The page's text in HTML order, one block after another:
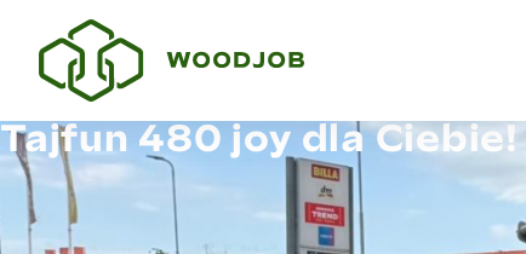
Tajfun 480 joy dla Ciebie!